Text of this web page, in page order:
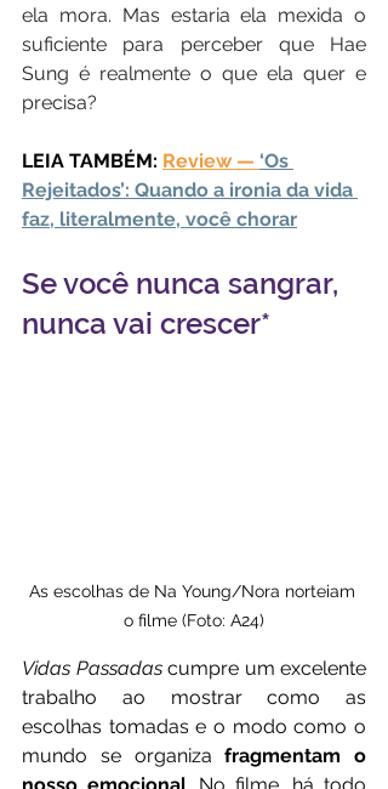
ela mora. Mas estaria ela mexida o
suficiente para perceber que Hae
Sung é realmente o que ela quer e
precisa?
LEIA TAMBÉM: Review — ‘Os
Rejeitados’: Quando a ironia da vida
faz, literalmente, você chorar
Se você nunca sangrar,
nunca vai crescer*
As escolhas de Na Young/Nora norteiam
o filme (Foto: A24)
Vidas Passadas cumpre um excelente
trabalho ao mostrar como as
escolhas tomadas e o modo como o
mundo se organiza fragmentam o